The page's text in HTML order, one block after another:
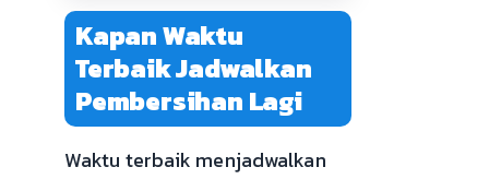
Kapan Waktu
Terbaik Jadwalkan
Pembersihan Lagi
Waktu terbaik menjadwalkan